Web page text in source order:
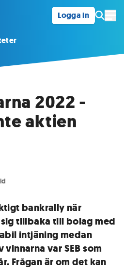
Logga in
2022 -
aktien
bankrally när
tillbaka till bolag med
intjäning medan
vinnarna var SEB som
Frågan är om det kan